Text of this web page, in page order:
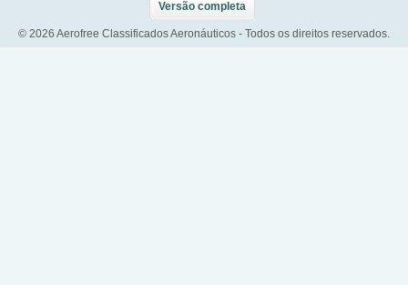
Versão completa
© 2026 Aerofree Classificados Aeronáuticos - Todos os direitos reservados.